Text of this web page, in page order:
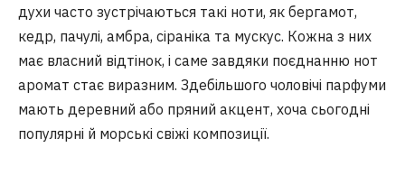
духи часто зустрічаються такі ноти, як бергамот,
кедр, пачулі, амбра, сіраніка та мускус. Кожна з них
має власний відтінок, і саме завдяки поєднанню нот
аромат стає виразним. Здебільшого чоловічі парфуми
мають деревний або пряний акцент, хоча сьогодні
популярні й морські свіжі композиції.